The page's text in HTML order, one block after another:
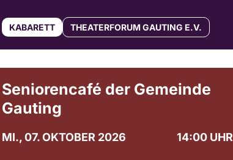
KABARETT THEATERFORUM GAUTING E.V.
Seniorencafé der Gemeinde
Gauting
MI., 07. OKTOBER 2026 14:00 UHR